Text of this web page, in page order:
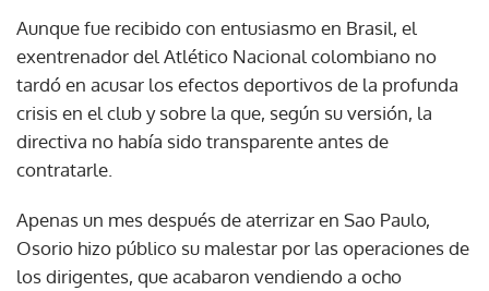
Aunque fue recibido con entusiasmo en Brasil, el
exentrenador del Atlético Nacional colombiano no
tardó en acusar los efectos deportivos de la profunda
crisis en el club y sobre la que, según su versión, la
directiva no había sido transparente antes de
contratarle.
Apenas un mes después de aterrizar en Sao Paulo,
Osorio hizo público su malestar por las operaciones de
los dirigentes, que acabaron vendiendo a ocho